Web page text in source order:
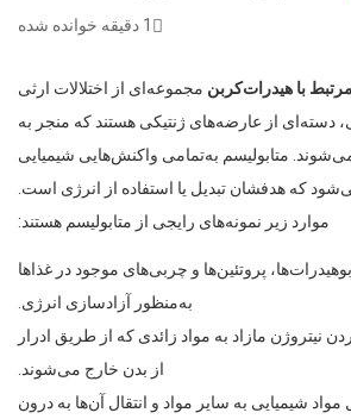
1 دقیقه خوانده شده
مرتبط با هیدرات‌کربن مجموعه‌ای از اختلالات ارثی
دسته‌ای از عارضه‌های ژنتیکی هستند که منجر به
متابولیسم به‌تمامی واکنش‌هایی شیمیایی
که هدفشان تبدیل یا استفاده از انرژی است.
موارد زیر نمونه‌های رایجی از متابولیسم هستند:
پروتئین‌ها و چربی‌های موجود در غذاها
به‌منظور آزادسازی انرژی.
نیتروژن مازاد به مواد زائدی که از طریق ادرار
از بدن خارج می‌شوند.
مواد شیمیایی به سایر مواد و انتقال آن‌ها به درون